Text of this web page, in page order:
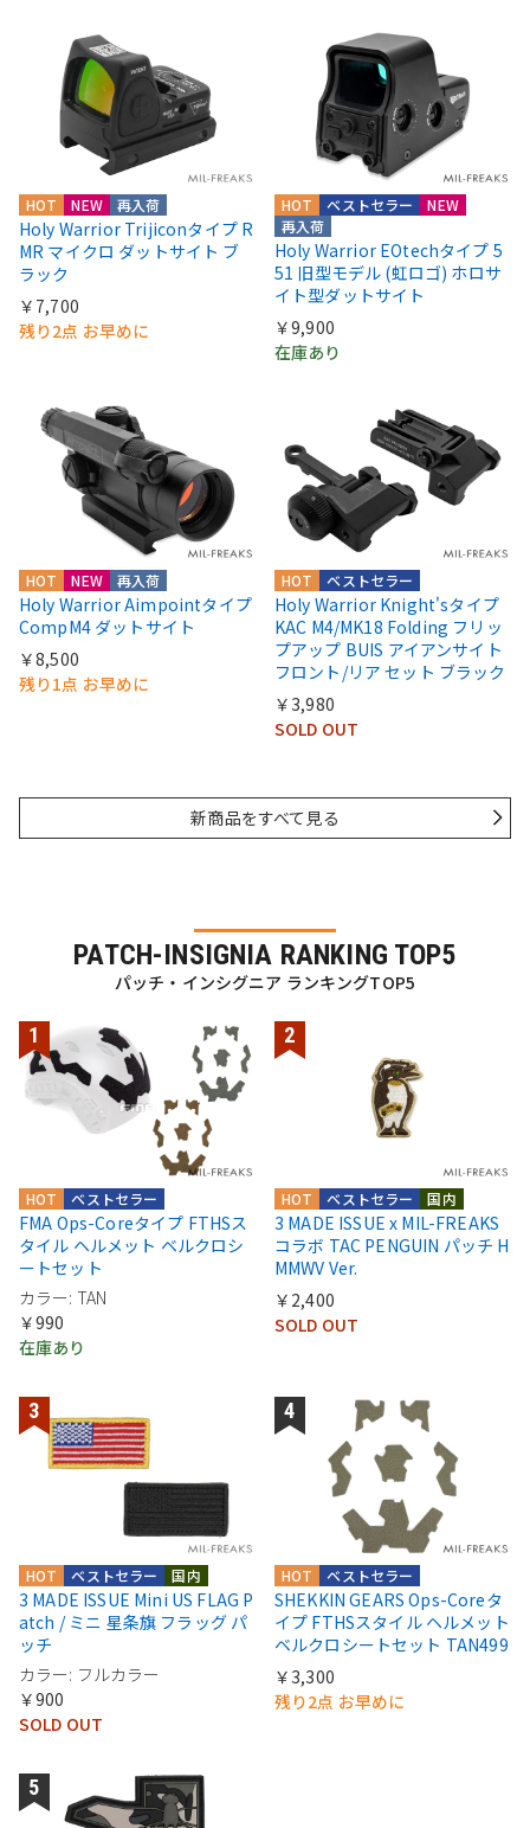
HOT NEW 再入荷
Holy Warrior Trijiconタイプ R
MR マイクロ ダットサイト ブ
ラック
￥7,700
残り2点 お早めに
HOT
NEW
再入荷
ベストセラー
Holy Warrior EOtechタイプ 5
51 旧型モデル (虹ロゴ) ホロサ
イト型ダットサイト
￥9,900
在庫あり
HOT NEW 再入荷
Holy Warrior Aimpointタイプ
CompM4 ダットサイト
￥8,500
残り1点 お早めに
HOT ベストセラー
Holy Warrior Knight'sタイプ
KAC M4/MK18 Folding フリッ
プアップ BUIS アイアンサイト
フロント/リア セット ブラック
￥3,980
SOLD OUT
新商品をすべて見る
PATCH-INSIGNIA RANKING TOP5
パッチ・インシグニア ランキングTOP5
ベストセラー
HOT
FMA Ops-Coreタイプ FTHSス
タイル ヘルメット ベルクロシ
ートセット
カラー: TAN
￥990
在庫あり
国内
ベストセラー
HOT
3 MADE ISSUE x MIL-FREAKS
コラボ TAC PENGUIN パッチ H
MMWV Ver.
￥2,400
SOLD OUT
国内
ベストセラー
HOT
3 MADE ISSUE Mini US FLAG P
atch / ミニ 星条旗 フラッグ パ
ッチ
カラー: フルカラー
￥900
SOLD OUT
ベストセラー
HOT
SHEKKIN GEARS Ops-Coreタ
イプ FTHSスタイル ヘルメット
ベルクロシートセット TAN499
￥3,300
残り2点 お早めに